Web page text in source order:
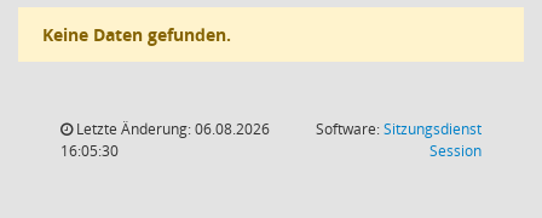
Keine Daten gefunden.
Letzte Änderung: 06.08.2026
16:05:30
Software:Sitzungsdienst
Session(Wird in